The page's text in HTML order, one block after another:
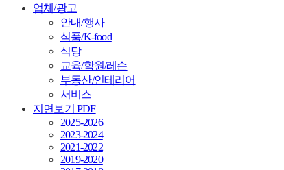
업체/광고
안내/행사
식품/K-food
식당
교육/학원/레슨
부동산/인테리어
서비스
지면보기 PDF
2025-2026
2023-2024
2021-2022
2019-2020